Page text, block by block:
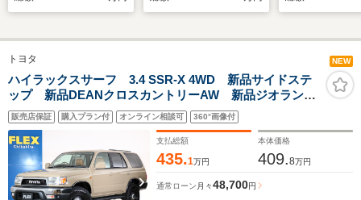
ー/車線逸脱防止支援
システム/シート ハー
フレザー/ドライブレ
コーダー 社外/ヘッド
ランプ
LED/Bluetooth接続
ライブレコーダー 両
ア クルーズコントロ
ール スマートキー
プッシュスタート
続/ETC/EBD
滑り防止装置/
グTV/DVD/エ
運転席
トヨタ NEW
ハイラックスサーフ 3.4 SSR-X 4WD 新品サイドステ
ップ 新品DEANクロスカントリーAW 新品ジオランダ
ーXーAT 新品クラシックレザーシートカバー新品
NARDIステアリング 新品ダッシュボード張替 新品ド
ア内張り張替 新品前後バンパー
販売店保証 購入プラン付 オンライン相談可 360°画像付
支払総額
435.1万円
本体価格
409.8万円
通常ローン 月々48,700円